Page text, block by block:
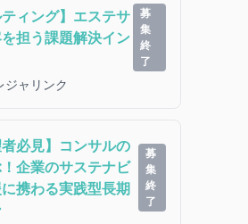
ティング】エステサ
担う課題解決イン
募
集
終
了
ジャリンク
者必見】コンサルの
企業のサステナビ
携わる実践型長期
募
集
終
了